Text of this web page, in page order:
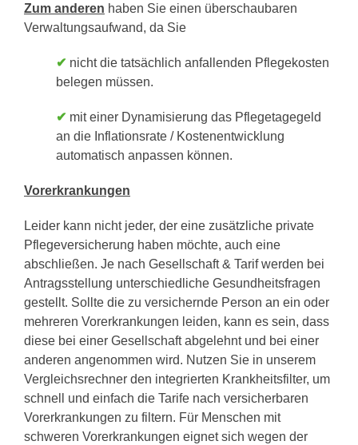
Zum anderen haben Sie einen überschaubaren
Verwaltungsaufwand, da Sie
✔ nicht die tatsächlich anfallenden Pflegekosten
belegen müssen.
✔ mit einer Dynamisierung das Pflegetagegeld
an die Inflationsrate / Kostenentwicklung
automatisch anpassen können.
Vorerkrankungen
Leider kann nicht jeder, der eine zusätzliche private
Pflegeversicherung haben möchte, auch eine
abschließen. Je nach Gesellschaft & Tarif werden bei
Antragsstellung unterschiedliche Gesundheitsfragen
gestellt. Sollte die zu versichernde Person an ein oder
mehreren Vorerkrankungen leiden, kann es sein, dass
diese bei einer Gesellschaft abgelehnt und bei einer
anderen angenommen wird. Nutzen Sie in unserem
Vergleichsrechner den integrierten Krankheitsfilter, um
schnell und einfach die Tarife nach versicherbaren
Vorerkrankungen zu filtern. Für Menschen mit
schweren Vorerkrankungen eignet sich wegen der